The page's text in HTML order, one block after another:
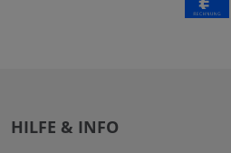
HILFE & INFO